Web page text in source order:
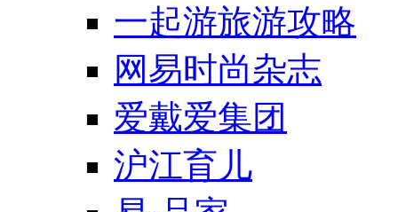
一起游旅游攻略
网易时尚杂志
爱戴爱集团
沪江育儿